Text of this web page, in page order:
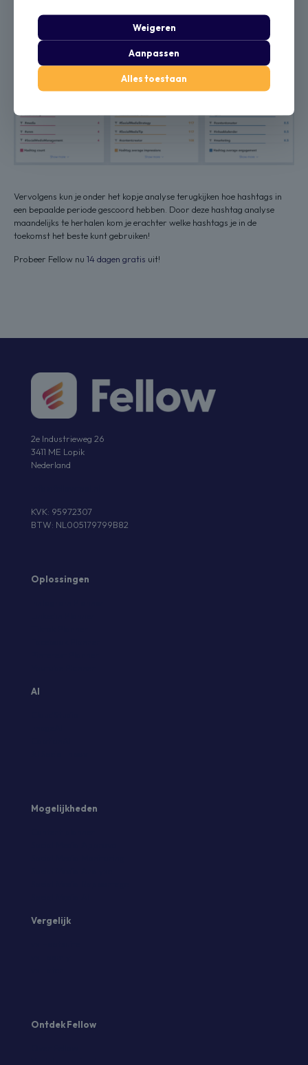
Vervolgens kun je onder het kopje analyse terugkijken hoe hashtags in
een bepaalde periode gescoord hebben. Door deze hashtag analyse
maandelijks te herhalen kom je erachter welke hashtags je in de
toekomst het beste kunt gebruiken!
Probeer Fellow nu 14 dagen gratis uit!
2e Industrieweg 26
3411 ME Lopik
Nederland
KVK: 95972307
BTW: NL005179799B82
Oplossingen
AI
Mogelijkheden
Vergelijk
Ontdek Fellow
Weigeren
Aanpassen
Alles toestaan